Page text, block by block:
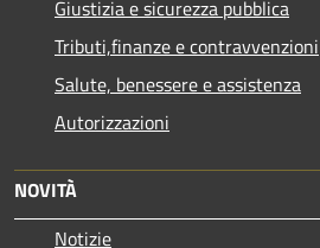
Giustizia e sicurezza pubblica
Tributi,finanze e contravvenzioni
Salute, benessere e assistenza
Autorizzazioni
NOVITÀ
Notizie